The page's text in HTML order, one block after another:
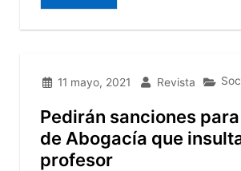
11 mayo, 2021 Revista
Pedirán sanciones
de Abogacía que
profesor